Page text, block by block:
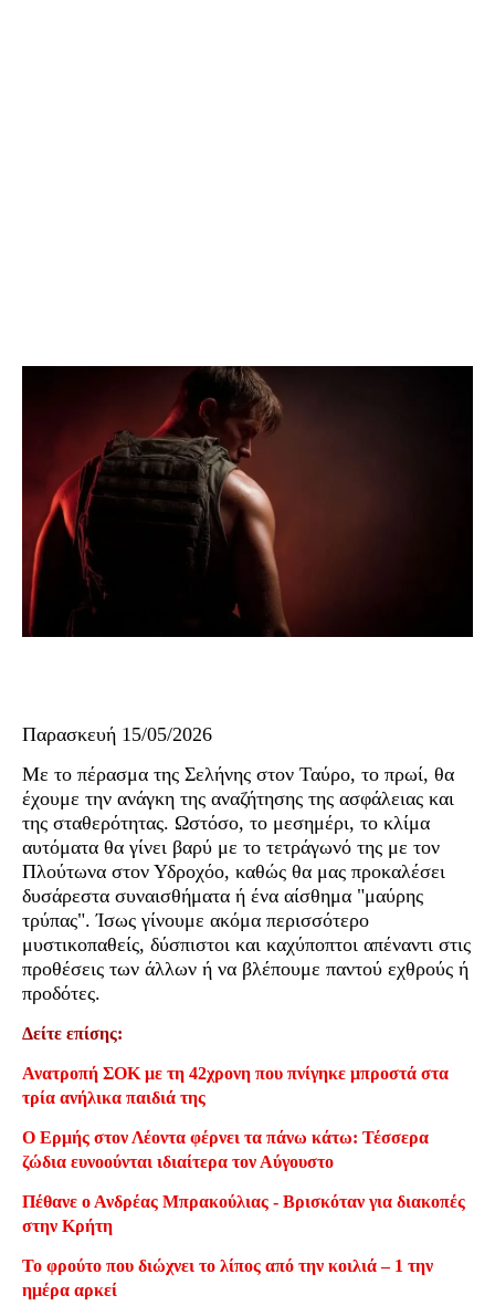
Παρασκευή 15/05/2026
Με το πέρασμα της Σελήνης στον Ταύρο, το πρωί, θα
έχουμε την ανάγκη της αναζήτησης της ασφάλειας και
της σταθερότητας. Ωστόσο, το μεσημέρι, το κλίμα
αυτόματα θα γίνει βαρύ με το τετράγωνό της με τον
Πλούτωνα στον Υδροχόο, καθώς θα μας προκαλέσει
δυσάρεστα συναισθήματα ή ένα αίσθημα "μαύρης
τρύπας". Ίσως γίνουμε ακόμα περισσότερο
μυστικοπαθείς, δύσπιστοι και καχύποπτοι απέναντι στις
προθέσεις των άλλων ή να βλέπουμε παντού εχθρούς ή
προδότες.
Δείτε επίσης:
Ανατροπή ΣΟΚ με τη 42χρονη που πνίγηκε μπροστά στα
τρία ανήλικα παιδιά της
Ο Ερμής στον Λέοντα φέρνει τα πάνω κάτω: Τέσσερα
ζώδια ευνοούνται ιδιαίτερα τον Αύγουστο
Πέθανε ο Ανδρέας Μπρακούλιας - Βρισκόταν για διακοπές
στην Κρήτη
Το φρούτο που διώχνει το λίπος από την κοιλιά – 1 την
ημέρα αρκεί